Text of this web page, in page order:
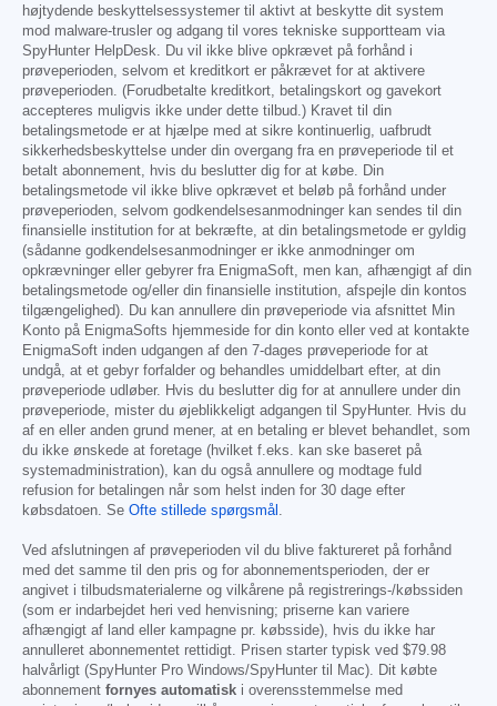
højtydende beskyttelsessystemer til aktivt at beskytte dit system
mod malware-trusler og adgang til vores tekniske supportteam via
SpyHunter HelpDesk. Du vil ikke blive opkrævet på forhånd i
prøveperioden, selvom et kreditkort er påkrævet for at aktivere
prøveperioden. (Forudbetalte kreditkort, betalingskort og gavekort
accepteres muligvis ikke under dette tilbud.) Kravet til din
betalingsmetode er at hjælpe med at sikre kontinuerlig, uafbrudt
sikkerhedsbeskyttelse under din overgang fra en prøveperiode til et
betalt abonnement, hvis du beslutter dig for at købe. Din
betalingsmetode vil ikke blive opkrævet et beløb på forhånd under
prøveperioden, selvom godkendelsesanmodninger kan sendes til din
finansielle institution for at bekræfte, at din betalingsmetode er gyldig
(sådanne godkendelsesanmodninger er ikke anmodninger om
opkrævninger eller gebyrer fra EnigmaSoft, men kan, afhængigt af din
betalingsmetode og/eller din finansielle institution, afspejle din kontos
tilgængelighed). Du kan annullere din prøveperiode via afsnittet Min
Konto på EnigmaSofts hjemmeside for din konto eller ved at kontakte
EnigmaSoft inden udgangen af den 7-dages prøveperiode for at
undgå, at et gebyr forfalder og behandles umiddelbart efter, at din
prøveperiode udløber. Hvis du beslutter dig for at annullere under din
prøveperiode, mister du øjeblikkeligt adgangen til SpyHunter. Hvis du
af en eller anden grund mener, at en betaling er blevet behandlet, som
du ikke ønskede at foretage (hvilket f.eks. kan ske baseret på
systemadministration), kan du også annullere og modtage fuld
refusion for betalingen når som helst inden for 30 dage efter
købsdatoen. Se Ofte stillede spørgsmål
Ved afslutningen af prøveperioden vil du blive faktureret på forhånd
med det samme til den pris og for abonnementsperioden, der er
angivet i tilbudsmaterialerne og vilkårene på registrerings-/købssiden
(som er indarbejdet heri ved henvisning; priserne kan variere
afhængigt af land eller kampagne pr. købsside), hvis du ikke har
annulleret abonnementet rettidigt. Prisen starter typisk ved $79.98
halvårligt (SpyHunter Pro Windows/SpyHunter til Mac). Dit købte
abonnement fornyes automatisk i overensstemmelse med